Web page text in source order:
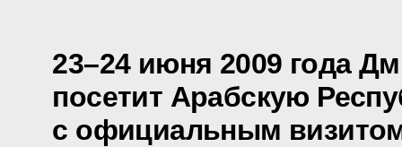
23–24 июня 2009 года
посетит Арабскую
с официальным